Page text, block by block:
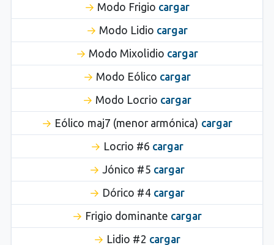
Modo Frigio cargar
Modo Lidio cargar
Modo Mixolidio cargar
Modo Eólico cargar
Modo Locrio cargar
Eólico maj7 (menor armónica) cargar
Locrio #6 cargar
Jónico #5 cargar
Dórico #4 cargar
Frigio dominante cargar
Lidio #2 cargar